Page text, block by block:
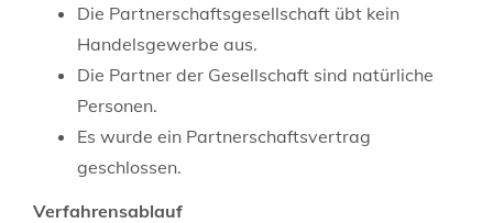
Die Partnerschaftsgesellschaft übt kein
Handelsgewerbe aus.
Die Partner der Gesellschaft sind natürliche
Personen.
Es wurde ein Partnerschaftsvertrag
geschlossen.
Verfahrensablauf